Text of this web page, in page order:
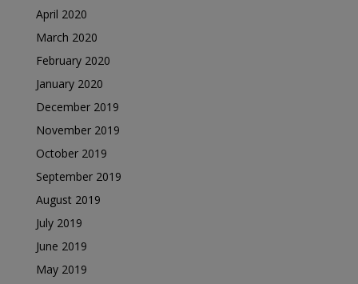
April 2020
March 2020
February 2020
January 2020
December 2019
November 2019
October 2019
September 2019
August 2019
July 2019
June 2019
May 2019